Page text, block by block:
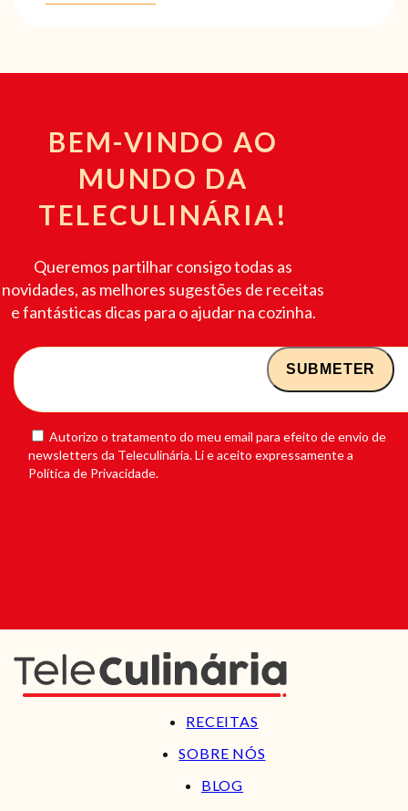
BEM-VINDO AO
MUNDO DA
TELECULINÁRIA!
Queremos partilhar consigo todas as
novidades, as melhores sugestões de receitas
e fantásticas dicas para o ajudar na cozinha.
Autorizo o tratamento do meu email para efeito de envio de
newsletters da Teleculinária. Li e aceito expressamente a
Política de Privacidade.
RECEITAS
SOBRE NÓS
BLOG